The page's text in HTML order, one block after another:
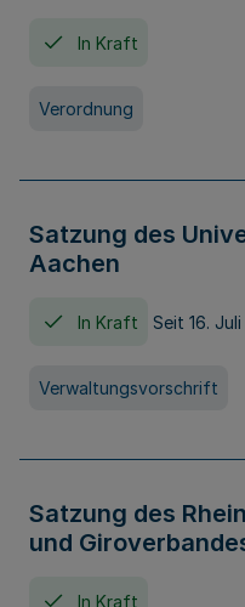
In Kraft
Verordnung
Satzung des
Aachen
In Kraft Seit 16.
Verwaltungsvorschrift
Satzung des
und
In Kraft